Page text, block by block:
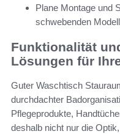
Plane Montage und
schwebenden
Funktionalität
Lösungen für
Guter Waschtisch
durchdachter
Pflegeprodukte,
deshalb nicht nur die